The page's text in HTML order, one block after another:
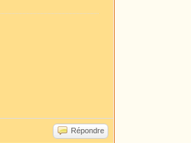
Répondre